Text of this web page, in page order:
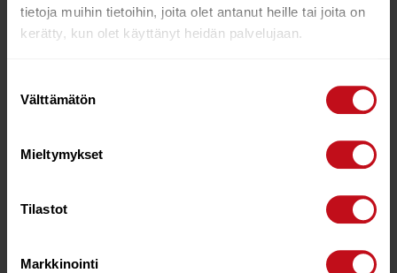
tietoja muihin tietoihin, joita olet antanut heille tai joita on
kerätty, kun olet käyttänyt heidän palvelujaan.
valinta
Välttämätön
Mieltymykset
Tilastot
Markkinointi
AK IMPACT WEST
Starboard Fuselage
239.00